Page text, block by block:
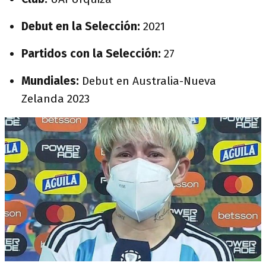
Debut en la Selección: 2021
Partidos con la Selección: 27
Mundiales: Debut en Australia-Nueva
Zelanda 2023